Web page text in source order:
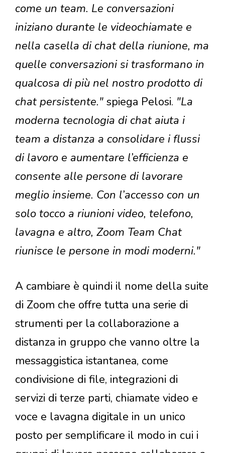
come un team. Le conversazioni
iniziano durante le videochiamate e
nella casella di chat della riunione, ma
quelle conversazioni si trasformano in
qualcosa di più nel nostro prodotto di
chat persistente." spiega Pelosi. "La
moderna tecnologia di chat aiuta i
team a distanza a consolidare i flussi
di lavoro e aumentare l’efficienza e
consente alle persone di lavorare
meglio insieme. Con l’accesso con un
solo tocco a riunioni video, telefono,
lavagna e altro, Zoom Team Chat
riunisce le persone in modi moderni."
A cambiare è quindi il nome della suite
di Zoom che offre tutta una serie di
strumenti per la collaborazione a
distanza in gruppo che vanno oltre la
messaggistica istantanea, come
condivisione di file, integrazioni di
servizi di terze parti, chiamate video e
voce e lavagna digitale in un unico
posto per semplificare il modo in cui i